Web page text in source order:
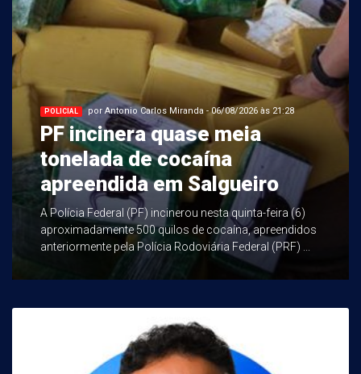
POLICIAL por Antonio Carlos Miranda - 06/08/2026 às 21:28
PF incinera quase meia
tonelada de cocaína
apreendida em Salgueiro
A Polícia Federal (PF) incinerou nesta quinta-feira (6)
aproximadamente 500 quilos de cocaína, apreendidos
anteriormente pela Polícia Rodoviária Federal (PRF) ...